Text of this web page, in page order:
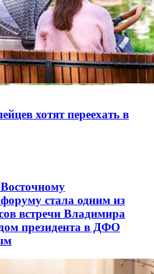
хотят переехать в
стала одним из
встречи Владимира
президента в ДФО